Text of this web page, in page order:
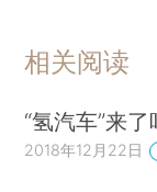
相关阅读
“氢汽车”来了
2018年12月22日